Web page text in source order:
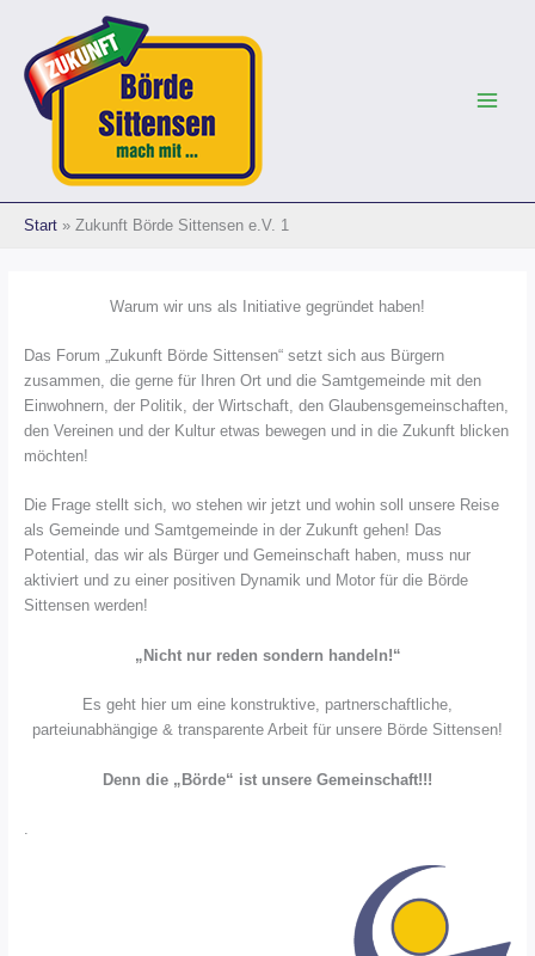
springen
Start Zukunft Börde Sittensen e.V. 1
Warum wir uns als Initiative gegründet haben!
Das Forum „Zukunft Börde Sittensen“ setzt sich aus Bürgern
zusammen, die gerne für Ihren Ort und die Samtgemeinde mit den
Einwohnern, der Politik, der Wirtschaft, den Glaubensgemeinschaften,
den Vereinen und der Kultur etwas bewegen und in die Zukunft blicken
möchten!
Die Frage stellt sich, wo stehen wir jetzt und wohin soll unsere Reise
als Gemeinde und Samtgemeinde in der Zukunft gehen! Das
Potential, das wir als Bürger und Gemeinschaft haben, muss nur
aktiviert und zu einer positiven Dynamik und Motor für die Börde
Sittensen werden!
„Nicht nur reden sondern handeln!“
Es geht hier um eine konstruktive, partnerschaftliche,
parteiunabhängige & transparente Arbeit für unsere Börde Sittensen!
Denn die „Börde“ ist unsere Gemeinschaft!!!